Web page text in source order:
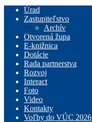
Úrad
Zastupiteľstvo
Archív
Otvorená župa
E-knižnica
Dotácie
Rada partnerstva
Rozvoj
Interact
Foto
Video
Kontakty
Voľby do VÚC 2026